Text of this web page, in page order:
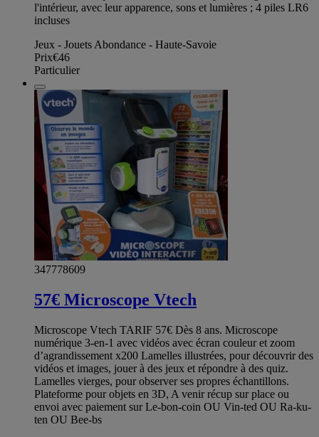
l'intérieur, avec leur apparence, sons et lumières ; 4 piles LR6
incluses
Jeux - Jouets Abondance - Haute-Savoie
Prix€46
Particulier
347778609
57€ Microscope Vtech
Microscope Vtech TARIF 57€ Dès 8 ans. Microscope
numérique 3-en-1 avec vidéos avec écran couleur et zoom
d’agrandissement x200 Lamelles illustrées, pour découvrir des
vidéos et images, jouer à des jeux et répondre à des quiz.
Lamelles vierges, pour observer ses propres échantillons.
Plateforme pour objets en 3D, A venir récup sur place ou
envoi avec paiement sur Le-bon-coin OU Vin-ted OU Ra-ku-
ten OU Bee-bs